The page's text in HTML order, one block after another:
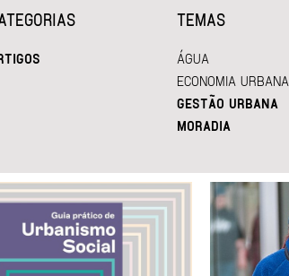
TEMAS
ÁGUA
ECONOMIA URBANA
GESTÃO URBANA
MORADIA